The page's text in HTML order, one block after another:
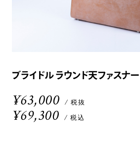
ブライドル ラウンド天ファスナー
¥63,000 / 税抜
¥69,300 / 税込